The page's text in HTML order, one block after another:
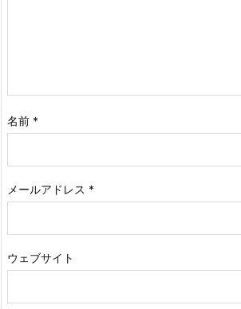
名前 *
メールアドレス *
ウェブサイト